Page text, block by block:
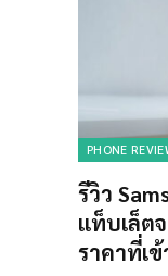
PHONE
รีวิว
แท็บเล็ต
ราคาที่เ